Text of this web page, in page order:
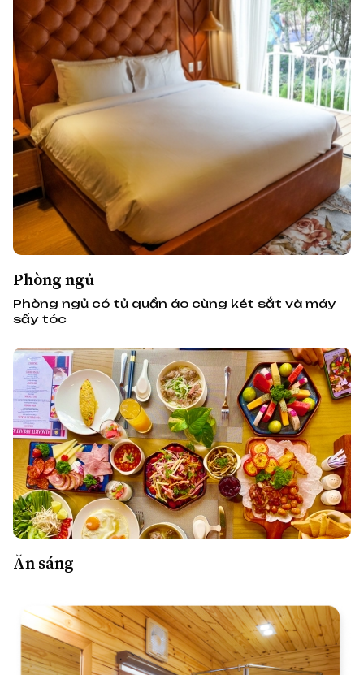
Phòng ngủ
Phòng ngủ có tủ quần áo cùng két sắt và máy
sấy tóc
Ăn sáng